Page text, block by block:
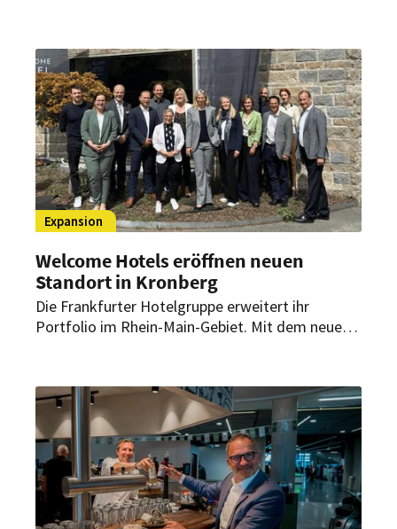
Expansion
Welcome Hotels eröffnen neuen
Standort in Kronberg
Die Frankfurter Hotelgruppe erweitert ihr
Portfolio im Rhein-Main-Gebiet. Mit dem neuen
Deutschland.